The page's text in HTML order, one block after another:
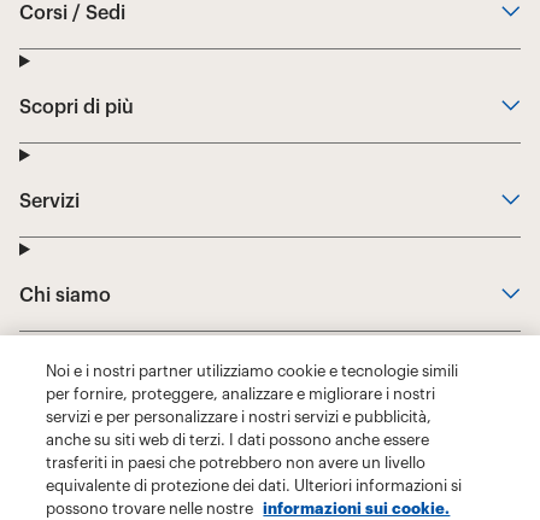
Noi e i nostri partner utilizziamo cookie e tecnologie simili
per fornire, proteggere, analizzare e migliorare i nostri
servizi e per personalizzare i nostri servizi e pubblicità,
anche su siti web di terzi. I dati possono anche essere
trasferiti in paesi che potrebbero non avere un livello
equivalente di protezione dei dati. Ulteriori informazioni si
possono trovare nelle nostre
informazioni sui cookie.